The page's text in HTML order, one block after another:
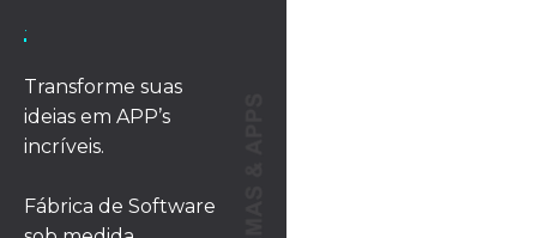
· UX/UI DESIGN
Transforme suas
ideias em APP’s
incríveis.
Fábrica de Software